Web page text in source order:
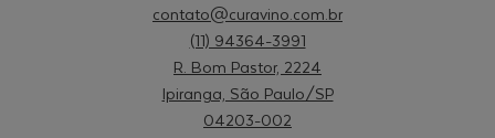
contato@curavino.com.br
(11) 94364-3991
R. Bom Pastor, 2224
Ipiranga, São Paulo/SP
04203-002